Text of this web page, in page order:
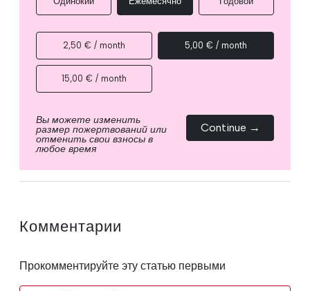
2,50 € / month 5,00 € / month
15,00 € / month
Вы можете изменить
размер пожертвований или
отменить свои взносы в
любое время
Continue →
Комментарии
Прокомментируйте эту статью первыми